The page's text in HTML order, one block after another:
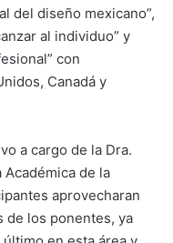
del diseño mexicano”,
al individuo” y
con
Canadá y
a cargo de la Dra.
de la
aprovecharan
de los ponentes, ya